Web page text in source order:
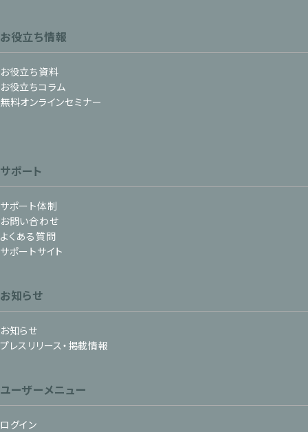
お役立ち情報
お役立ち資料
お役立ちコラム
無料オンラインセミナー
サポート
サポート体制
お問い合わせ
よくある質問
サポートサイト
お知らせ
お知らせ
プレスリリース・掲載情報
ユーザーメニュー
ログイン